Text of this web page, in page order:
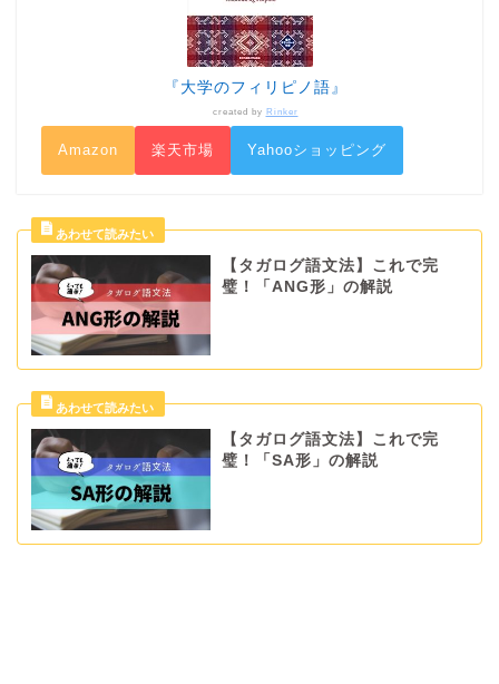
『大学のフィリピノ語』
created by Rinker
Amazon 楽天市場 Yahooショッピング
【タガログ語文法】これで完
璧！「ANG形」の解説
【タガログ語文法】これで完
璧！「SA形」の解説